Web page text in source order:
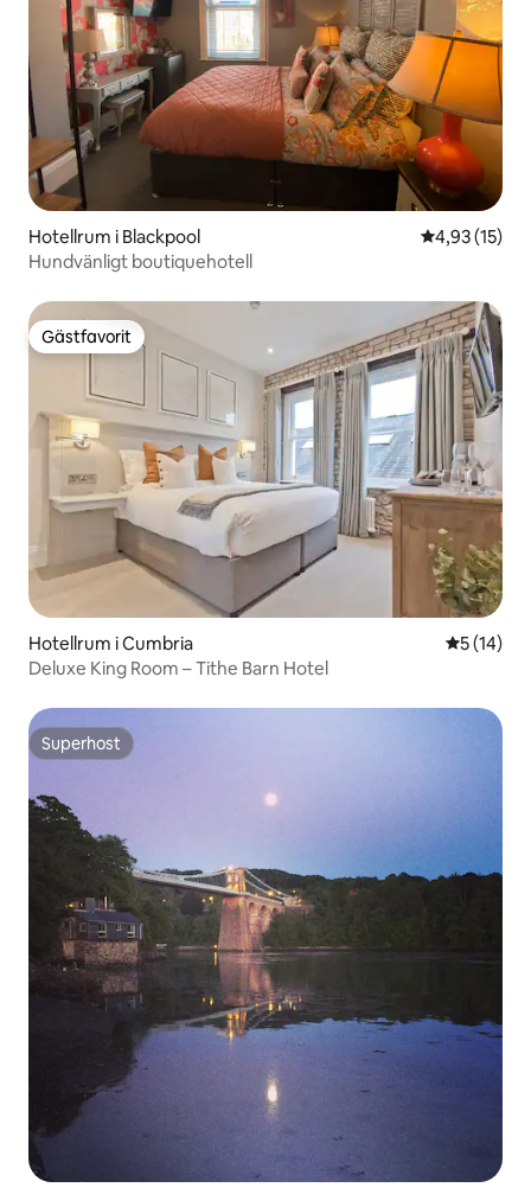
Hotellrum i Blackpool 4,93 av 5 i
4,93 (15)
Hundvänligt boutiquehotell
Gästfavorit
Gästfavorit
Hotellrum i Cumbria 5 av 5 i
5 (14)
Deluxe King Room – Tithe Barn Hotel
Superhost
Superhost